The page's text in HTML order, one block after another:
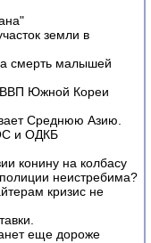
земли в
смерть малышей
ВВП Южной Кореи
Среднюю Азию.
и ОДКБ
конину на колбасу
неистребима?
кризис не
еще дороже